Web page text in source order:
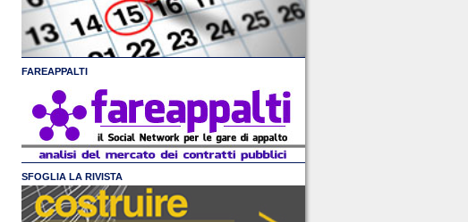
FAREAPPALTI
SFOGLIA LA RIVISTA